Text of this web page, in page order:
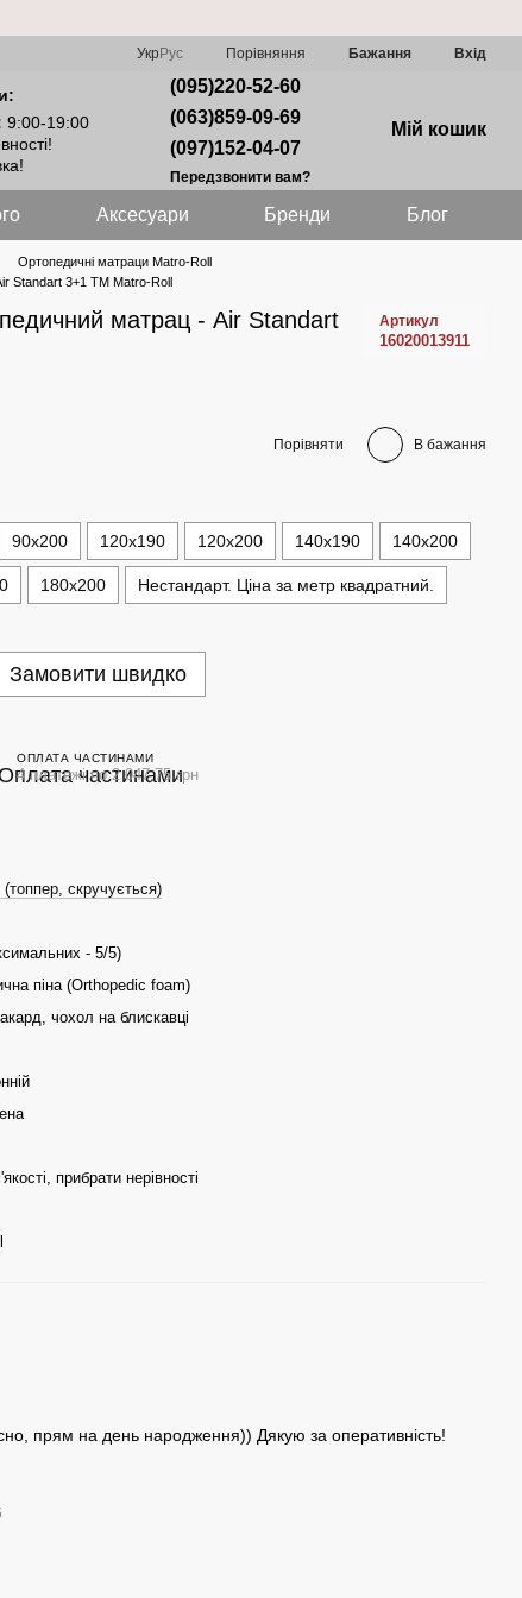
УкрРус Порівняння Бажання Вхід
9:00-19:00
(095)220-52-60
(063)859-09-69
(097)152-04-07
Передзвонити вам?
Мій кошик
Аксесуари Бренди Блог
Ортопедичні матраци Matro-Roll
Standart 3+1 ТМ Matro-Roll
матрац - Air Standart
Артикул
16020013911
Порівняти В бажання
90х200 120х190 120х200 140х190 140х200
180х200 Нестандарт. Ціна за метр квадратний.
Замовити швидко
ОПЛАТА ЧАСТИНАМИ
4 платежі по 2 047.75 грн
скручується)
- 5/5)
піна (Orthopedic foam)
чохол на блискавці
прибрати нерівності
прям на день народження)) Дякую за оперативність!